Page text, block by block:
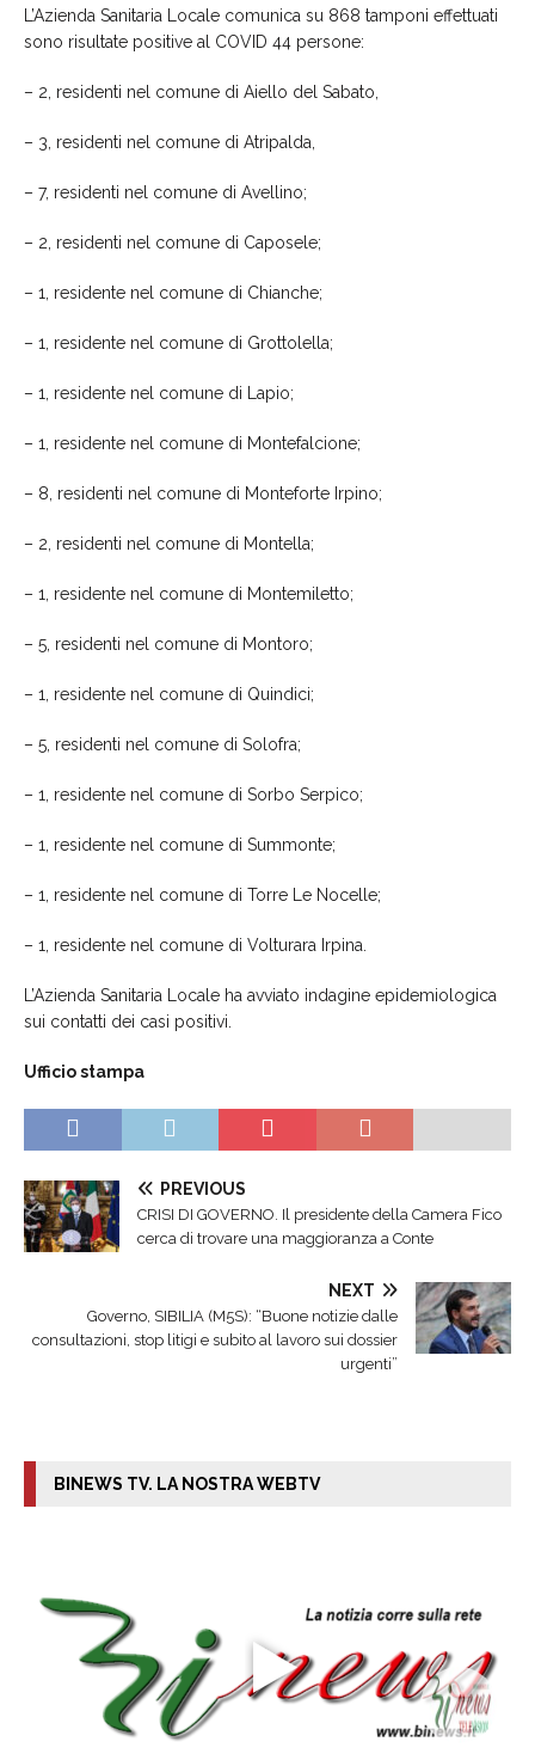
L’Azienda Sanitaria Locale comunica su 868 tamponi effettuati
sono risultate positive al COVID 44 persone:
– 2, residenti nel comune di Aiello del Sabato,
– 3, residenti nel comune di Atripalda,
– 7, residenti nel comune di Avellino;
– 2, residenti nel comune di Caposele;
– 1, residente nel comune di Chianche;
– 1, residente nel comune di Grottolella;
– 1, residente nel comune di Lapio;
– 1, residente nel comune di Montefalcione;
– 8, residenti nel comune di Monteforte Irpino;
– 2, residenti nel comune di Montella;
– 1, residente nel comune di Montemiletto;
– 5, residenti nel comune di Montoro;
– 1, residente nel comune di Quindici;
– 5, residenti nel comune di Solofra;
– 1, residente nel comune di Sorbo Serpico;
– 1, residente nel comune di Summonte;
– 1, residente nel comune di Torre Le Nocelle;
– 1, residente nel comune di Volturara Irpina.
L’Azienda Sanitaria Locale ha avviato indagine epidemiologica
sui contatti dei casi positivi.
Ufficio stampa
PREVIOUS
CRISI DI GOVERNO. Il presidente della Camera Fico
cerca di trovare una maggioranza a Conte
NEXT
Governo, SIBILIA (M5S): “Buone notizie dalle
consultazioni, stop litigi e subito al lavoro sui dossier
urgenti”
BINEWS TV. LA NOSTRA WEBTV